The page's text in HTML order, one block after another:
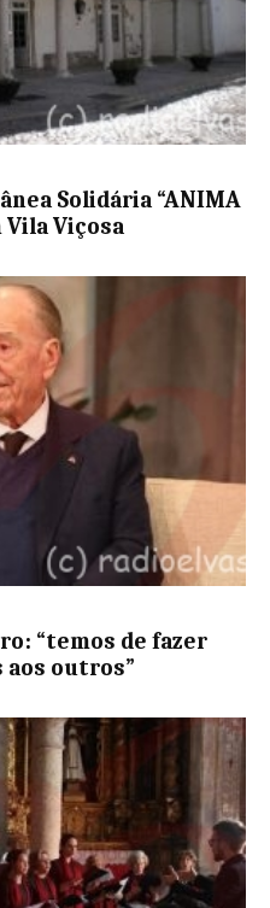
Solidária “ANIMA
Vila Viçosa
“temos de fazer
outros”